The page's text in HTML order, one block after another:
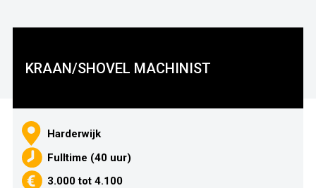
KRAAN/SHOVEL MACHINIST
Harderwijk
Fulltime (40 uur)
3.000 tot 4.100